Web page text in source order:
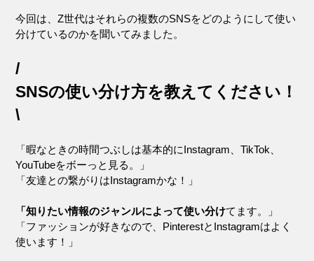
今回は、Z世代はそれらの複数のSNSをどのようにして使い
分けているのかを聞いてみました。
/
SNSの使い分け方を教えてください！
\
「暇なときの時間つぶしは基本的にInstagram、TikTok、
YouTubeをボーっと見る。」
「友達との繋がりはInstagramかな！」
「知りたい情報のジャンルによって使い分けてます。」
「ファッションが好きなので、PinterestとInstagramはよく
使います！」